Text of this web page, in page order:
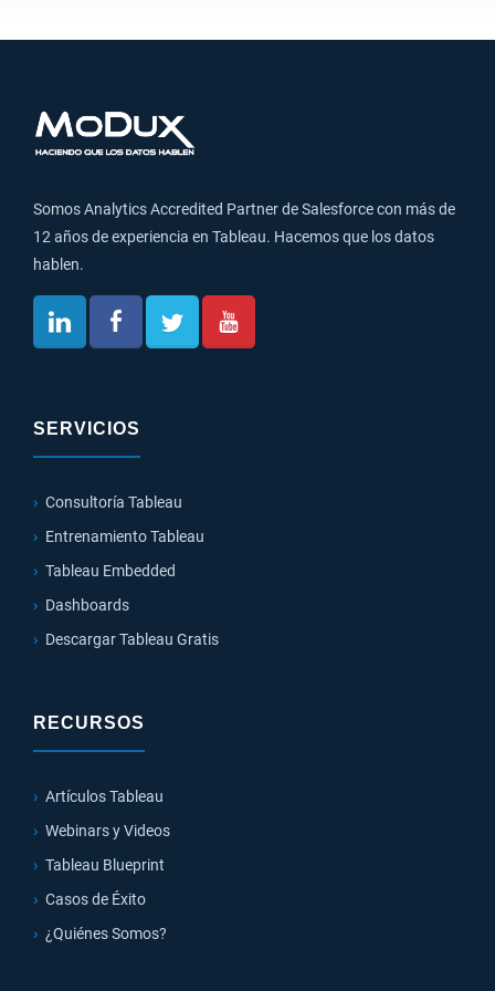
Somos Analytics Accredited Partner de Salesforce con más de
12 años de experiencia en Tableau. Hacemos que los datos
hablen.
SERVICIOS
Consultoría Tableau
Entrenamiento Tableau
Tableau Embedded
Dashboards
Descargar Tableau Gratis
RECURSOS
Artículos Tableau
Webinars y Videos
Tableau Blueprint
Casos de Éxito
¿Quiénes Somos?